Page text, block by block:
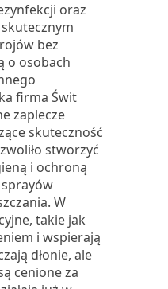
oraz
bez
o osobach
firma Świt
zaplecze
skuteczność
stworzyć
i ochroną
W
takie jak
i wspierają
dłonie, ale
cenione za